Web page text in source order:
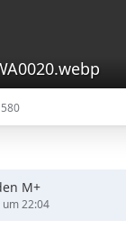
M+
um 22:04